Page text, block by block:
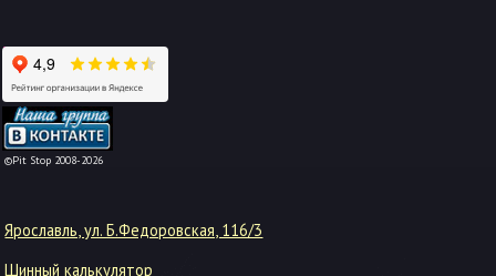
©Pit Stop 2008-2026
-->
Ярославль, ул. Б.Федоровская, 116/3
Шинный калькулятор